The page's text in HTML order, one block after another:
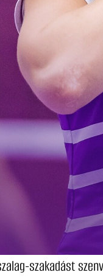
szakadást